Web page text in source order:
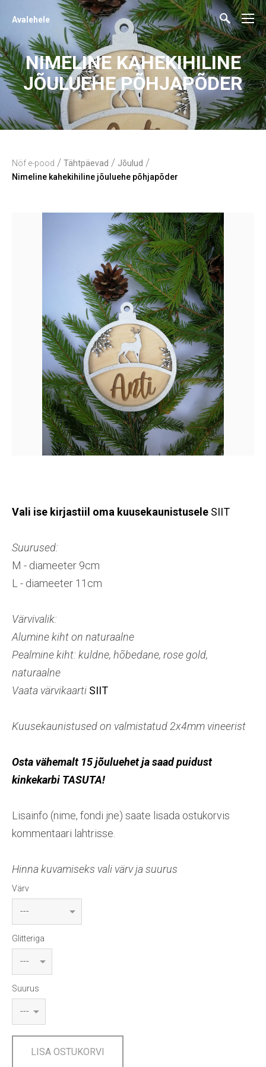
Avalehele
NIMELINE KAHEKIHILINE
JÕULUEHE PÕHJAPÕDER
Nöf e-pood / Tähtpäevad / Jõulud /
Nimeline kahekihiline jõuluehe põhjapõder
Vali ise kirjastiil oma kuusekaunistusele SIIT
Suurused:
M - diameeter 9cm
L - diameeter 11cm
Värvivalik:
Alumine kiht on naturaalne
Pealmine kiht: kuldne, hõbedane, rose gold,
naturaalne
Vaata värvikaarti SIIT
Kuusekaunistused on valmistatud 2x4mm vineerist
Osta vähemalt 15 jõuluehet ja saad puidust
kinkekarbi TASUTA!
Lisainfo (nime, fondi jne) saate lisada ostukorvis
kommentaari lahtrisse.
Hinna kuvamiseks vali värv ja suurus
Värv
Glitteriga
Suurus
LISA OSTUKORVI